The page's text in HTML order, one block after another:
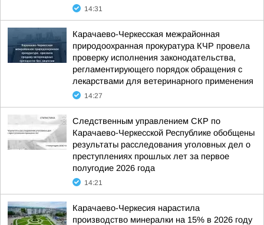
14:31
Карачаево-Черкесская межрайонная
природоохранная прокуратура КЧР провела
проверку исполнения законодательства,
регламентирующего порядок обращения с
лекарствами для ветеринарного применения
14:27
Следственным управлением СКР по
Карачаево-Черкесской Республике обобщены
результаты расследования уголовных дел о
преступлениях прошлых лет за первое
полугодие 2026 года
14:21
Карачаево-Черкесия нарастила
производство минералки на 15% в 2026 году